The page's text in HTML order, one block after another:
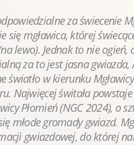
za świecenie
się mgławica, której
lewo). Jednak to nie
za to jest jasna
światło w kierunku
Najwięcej świtała
Płomień (NGC 2024), o
młode gromady gwiazd.
gwiazdowej, do której